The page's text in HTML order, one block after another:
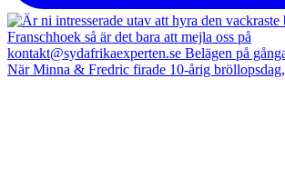
När Minna & Fredric firade 10-årig bröllopsdag,